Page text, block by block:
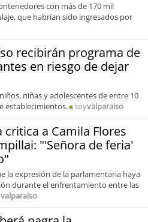
con más de 170 mil
que habrían sido ingresados por
recibirán programa de
en riesgo de dejar
niñas y adolescentes de entre 10
establecimientos.
soyvalparaiso
critica a Camila Flores
"'Señora de feria'
la expresión de la parlamentaria haya
durante el enfrentamiento entre las
valparaiso